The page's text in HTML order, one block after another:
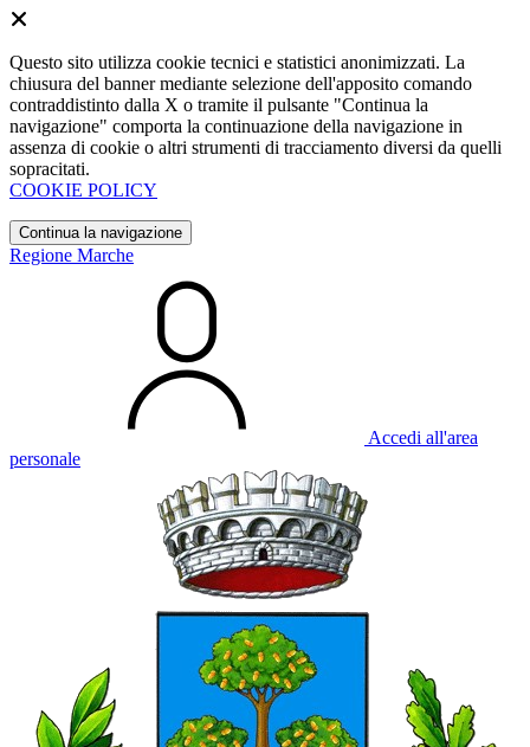
Questo sito utilizza cookie tecnici e statistici anonimizzati. La
chiusura del banner mediante selezione dell'apposito comando
contraddistinto dalla X o tramite il pulsante "Continua la
navigazione" comporta la continuazione della navigazione in
assenza di cookie o altri strumenti di tracciamento diversi da quelli
sopracitati.
COOKIE POLICY
Continua la navigazione
Regione Marche
Accedi all'area
personale